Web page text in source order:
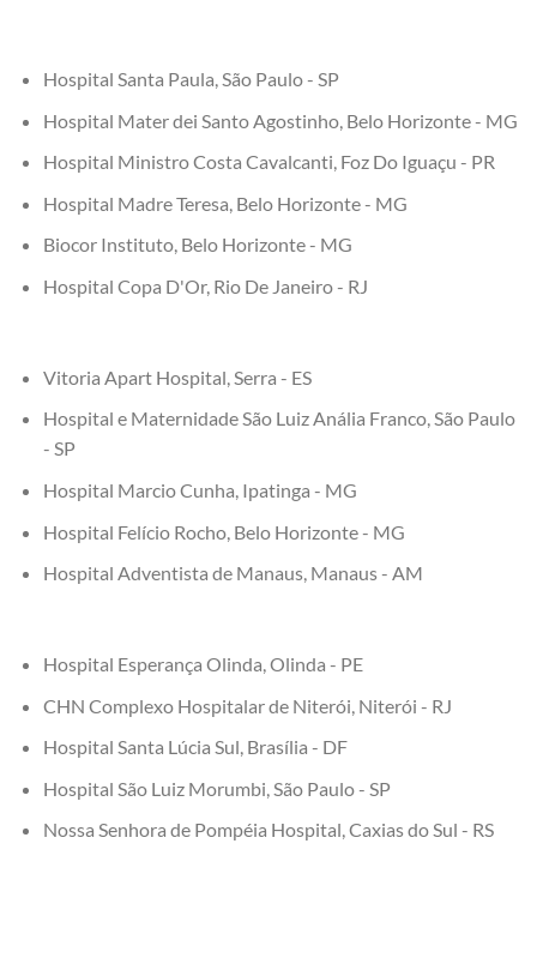
Hospital Santa Paula, São Paulo - SP
Hospital Mater dei Santo Agostinho, Belo Horizonte - MG
Hospital Ministro Costa Cavalcanti, Foz Do Iguaçu - PR
Hospital Madre Teresa, Belo Horizonte - MG
Biocor Instituto, Belo Horizonte - MG
Hospital Copa D'Or, Rio De Janeiro - RJ
Vitoria Apart Hospital, Serra - ES
Hospital e Maternidade São Luiz Anália Franco, São Paulo
- SP
Hospital Marcio Cunha, Ipatinga - MG
Hospital Felício Rocho, Belo Horizonte - MG
Hospital Adventista de Manaus, Manaus - AM
Hospital Esperança Olinda, Olinda - PE
CHN Complexo Hospitalar de Niterói, Niterói - RJ
Hospital Santa Lúcia Sul, Brasília - DF
Hospital São Luiz Morumbi, São Paulo - SP
Nossa Senhora de Pompéia Hospital, Caxias do Sul - RS